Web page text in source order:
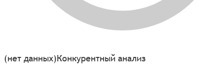
(нет данных)Конкурентный анализ